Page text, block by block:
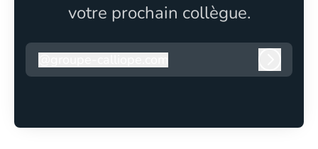
votre prochain collègue.
groupe-calliope.com